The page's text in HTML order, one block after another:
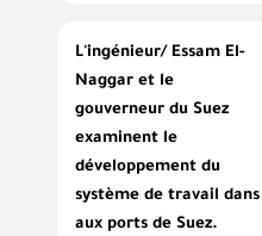
L'ingénieur/ Essam El-
Naggar et le
gouverneur du Suez
examinent le
développement du
système de travail dans
aux ports de Suez.